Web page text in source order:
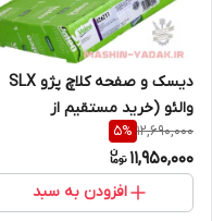
دیسک و صفحه کلاچ پژو SLX
والئو (خرید مستقیم از
واردکننده)
12,690,000
5%
11,950,000
افزودن به سبد